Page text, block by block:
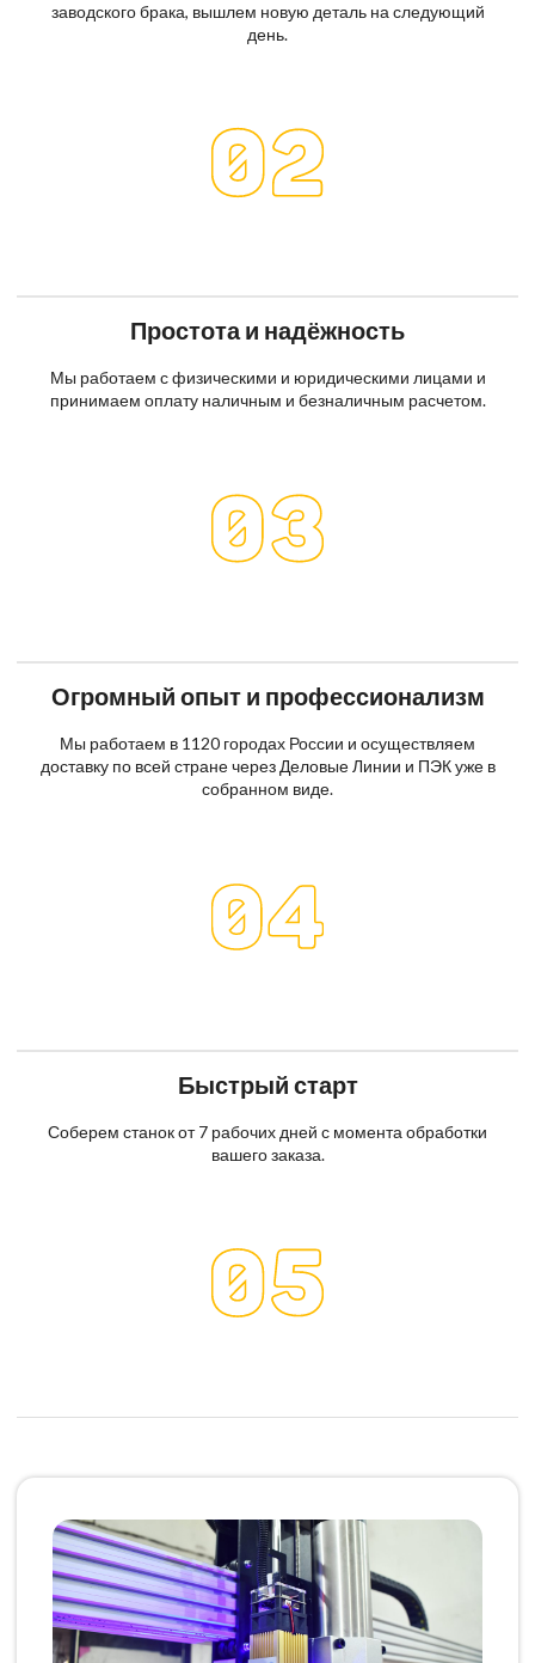
заводского брака, вышлем новую деталь на следующий
день.
Простота и надёжность
Мы работаем с физическими и юридическими лицами и
принимаем оплату наличным и безналичным расчетом.
Огромный опыт и профессионализм
Мы работаем в 1120 городах России и осуществляем
доставку по всей стране через Деловые Линии и ПЭК уже в
собранном виде.
Быстрый старт
Соберем станок от 7 рабочих дней с момента обработки
вашего заказа.